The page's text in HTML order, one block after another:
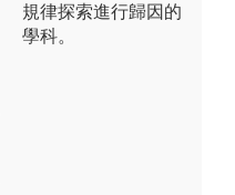
規律探索進行歸因的
學科。